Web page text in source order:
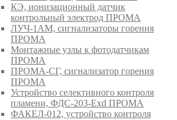
КЭ, ионизационный датчик
контрольный электрод ПРОМА
ЛУЧ-1АМ, сигнализаторы горения
ПРОМА
Монтажные узлы к фотодатчикам
ПРОМА
ПРОМА-СГ, сигнализатор горения
ПРОМА
Устройство селективного контроля
пламени, ФДС-203-Exd ПРОМА
ФАКЕЛ-012, устройство контроля